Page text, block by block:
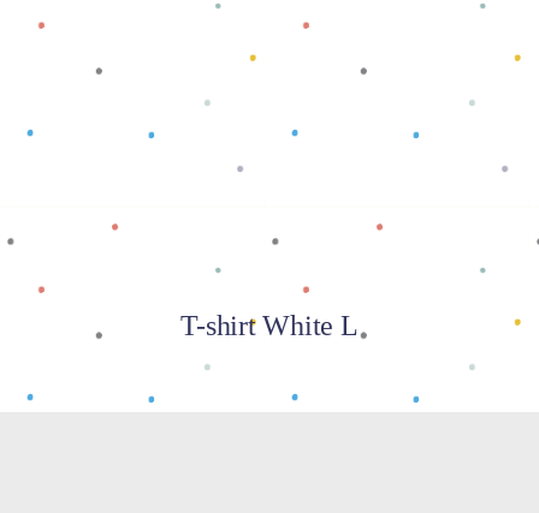
Baca selengkapnya
T-shirt White L